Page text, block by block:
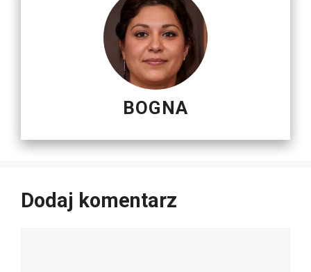
BOGNA
Dodaj komentarz